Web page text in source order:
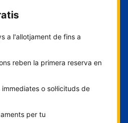
a l'allotjament de fins a
reben la primera reserva en
o sol·licituds de
per tu